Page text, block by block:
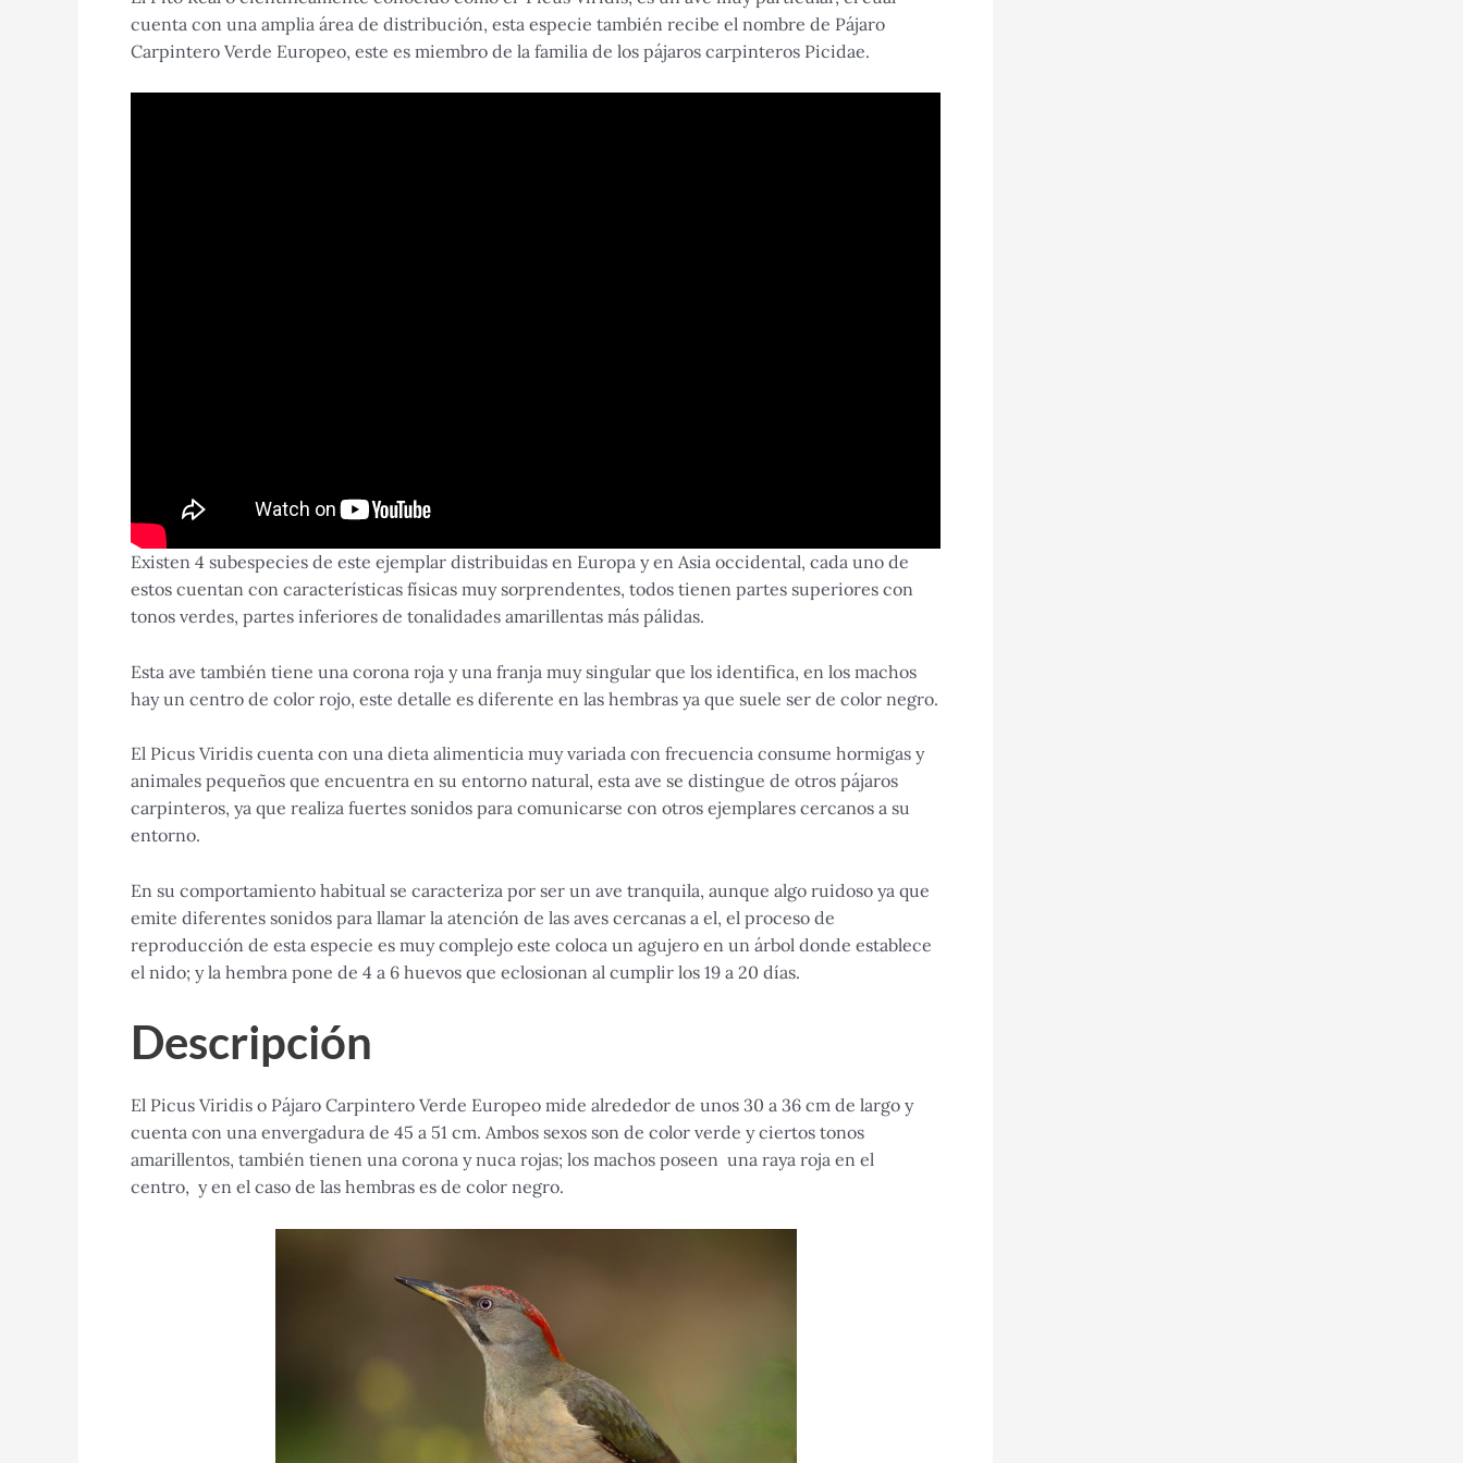
cuenta con una amplia área de distribución, esta especie también recibe el nombre de Pájaro
Carpintero Verde Europeo, este es miembro de la familia de los pájaros carpinteros Picidae.
Existen 4 subespecies de este ejemplar distribuidas en Europa y en Asia occidental, cada uno de
estos cuentan con características físicas muy sorprendentes, todos tienen partes superiores con
tonos verdes, partes inferiores de tonalidades amarillentas más pálidas.
Esta ave también tiene una corona roja y una franja muy singular que los identifica, en los machos
hay un centro de color rojo, este detalle es diferente en las hembras ya que suele ser de color negro.
El Picus Viridis cuenta con una dieta alimenticia muy variada con frecuencia consume hormigas y
animales pequeños que encuentra en su entorno natural, esta ave se distingue de otros pájaros
carpinteros, ya que realiza fuertes sonidos para comunicarse con otros ejemplares cercanos a su
entorno.
En su comportamiento habitual se caracteriza por ser un ave tranquila, aunque algo ruidoso ya que
emite diferentes sonidos para llamar la atención de las aves cercanas a el, el proceso de
reproducción de esta especie es muy complejo este coloca un agujero en un árbol donde establece
el nido; y la hembra pone de 4 a 6 huevos que eclosionan al cumplir los 19 a 20 días.
Descripción
El Picus Viridis o Pájaro Carpintero Verde Europeo mide alrededor de unos 30 a 36 cm de largo y
cuenta con una envergadura de 45 a 51 cm. Ambos sexos son de color verde y ciertos tonos
amarillentos, también tienen una corona y nuca rojas; los machos poseen una raya roja en el
centro, y en el caso de las hembras es de color negro.